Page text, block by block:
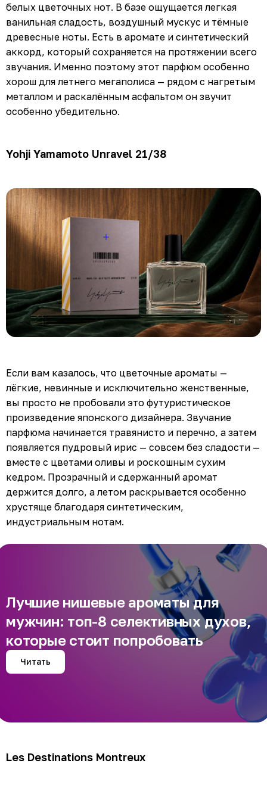
белых цветочных нот. В базе ощущается легкая
ванильная сладость, воздушный мускус и тёмные
древесные ноты. Есть в аромате и синтетический
аккорд, который сохраняется на протяжении всего
звучания. Именно поэтому этот парфюм особенно
хорош для летнего мегаполиса — рядом с нагретым
металлом и раскалённым асфальтом он звучит
особенно убедительно.
Yohji Yamamoto Unravel 21/38
Если вам казалось, что цветочные ароматы —
лёгкие, невинные и исключительно женственные,
вы просто не пробовали это футуристическое
произведение японского дизайнера. Звучание
парфюма начинается травянисто и перечно, а затем
появляется пудровый ирис — совсем без сладости —
вместе с цветами оливы и роскошным сухим
кедром. Прозрачный и сдержанный аромат
держится долго, а летом раскрывается особенно
хрустяще благодаря синтетическим,
индустриальным нотам.
Лучшие нишевые ароматы для
мужчин: топ-8 селективных духов,
которые стоит попробовать
Читать
Les Destinations Montreux